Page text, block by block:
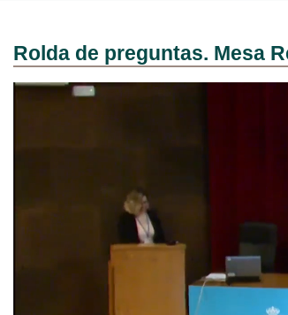
Rolda de preguntas. Mesa